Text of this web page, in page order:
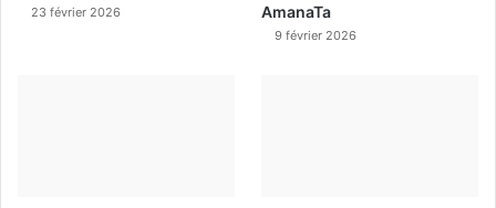
23 février 2026
AmanaTa
9 février 2026